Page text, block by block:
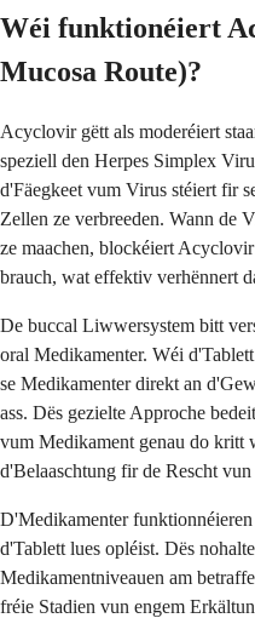
Wéi funktionéiert
Mucosa Route)?
Acyclovir gëtt als moderéiert
speziell den Herpes Simplex
d'Fäegkeet vum Virus stéiert fir
Zellen ze verbreeden. Wann de
ze maachen, blockéiert
brauch, wat effektiv verhënnert
De buccal Liwwersystem bitt
oral Medikamenter. Wéi
se Medikamenter direkt an
ass. Dës gezielte Approche
vum Medikament genau do kritt
d'Belaaschtung fir de Rescht
D'Medikamenter
d'Tablett lues opléist. Dës
Medikamentniveauen am
fréie Stadien vun engem